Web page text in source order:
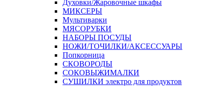
Духовки/Жаровочные шкафы
МИКСЕРЫ
Мультиварки
МЯСОРУБКИ
НАБОРЫ ПОСУДЫ
НОЖИ/ТОЧИЛКИ/АКСЕССУАРЫ
Попкорница
СКОВОРОДЫ
СОКОВЫЖИМАЛКИ
СУШИЛКИ электро для продуктов